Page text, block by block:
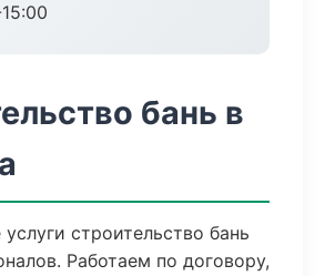
бань в
строительство бань
Работаем по договору,